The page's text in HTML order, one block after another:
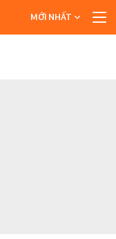
MỚI NHẤT